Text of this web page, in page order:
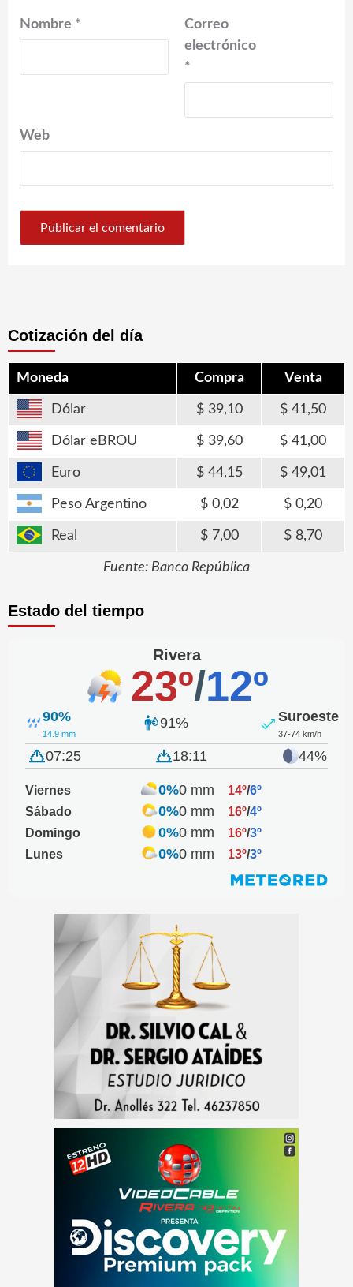
Nombre *
Correo
electrónico
*
Web
Cotización del día
Moneda Compra Venta
Dólar 39,10 41,50
Dólar eBROU 39,60 41,00
Euro 44,15 49,01
Peso Argentino 0,02 0,20
Real 7,00 8,70
Fuente: Banco República
Estado del tiempo
Rivera
23º/12º
90%
14.9 mm
91% Suroeste
37-74 km/h
07:25 18:11 44%
Viernes 0%0 mm 14º/6º
Sábado
0%0 mm 16º/4º
Domingo
0%0 mm 16º/3º
Lunes
0%0 mm 13º/3º